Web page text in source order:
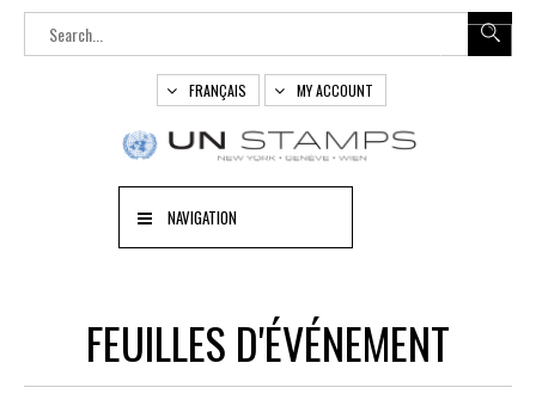
FRANÇAIS MY ACCOUNT
NAVIGATION
FEUILLES D'ÉVÉNEMENT